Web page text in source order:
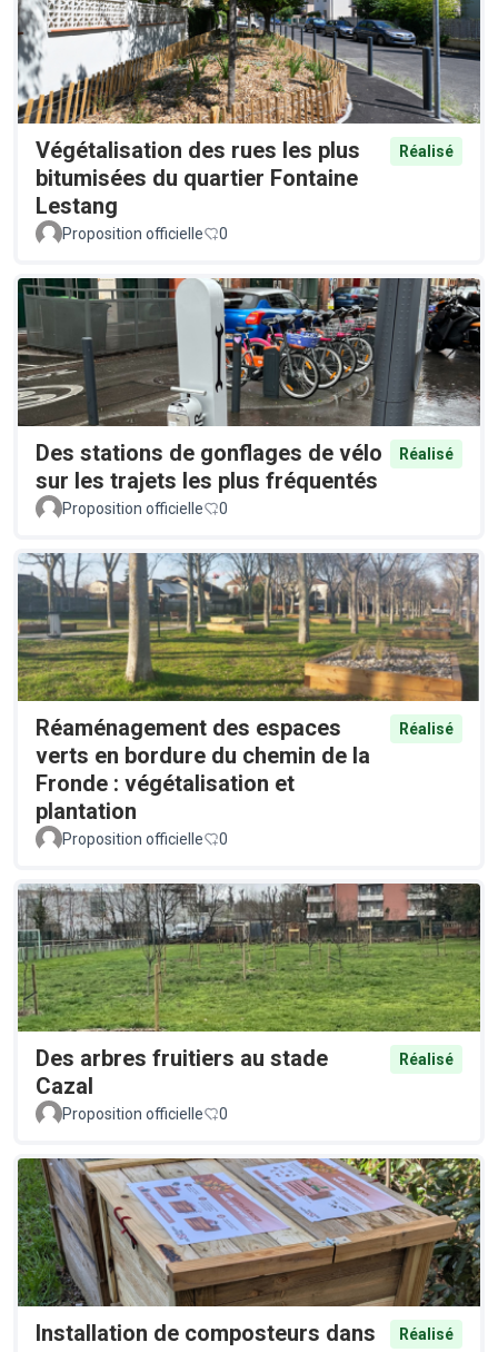
Végétalisation des rues les plus
bitumisées du quartier Fontaine
Lestang
Réalisé
Proposition officielle 0
Des stations de gonflages de vélo
sur les trajets les plus fréquentés
Réalisé
Proposition officielle 0
Réaménagement des espaces
verts en bordure du chemin de la
Fronde : végétalisation et
plantation
Réalisé
Proposition officielle 0
Des arbres fruitiers au stade
Cazal
Réalisé
Proposition officielle 0
Installation de composteurs dans
Réalisé